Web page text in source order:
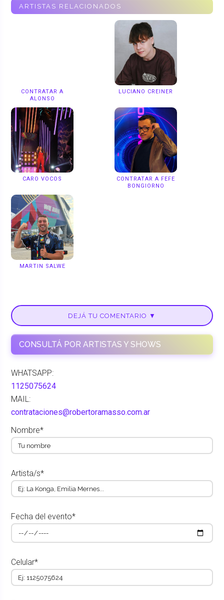
ARTISTAS RELACIONADOS
CONTRATAR A
ALONSO
LUCIANO CREINER
CARO VOCOS
CONTRATAR A FEFE
BONGIORNO
MARTIN SALWE
DEJÁ TU COMENTARIO ▼
CONSULTÁ POR ARTISTAS Y SHOWS
WHATSAPP:
1125075624
MAIL:
contrataciones@robertoramasso.com.ar
Nombre*
Artista/s*
Fecha del evento*
Celular*